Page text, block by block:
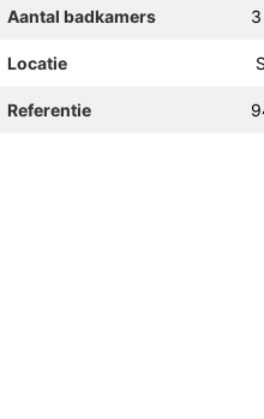
Aantal badkamers 3
Locatie
Referentie